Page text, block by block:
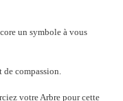
un symbole à vous
de compassion.
votre Arbre pour cette